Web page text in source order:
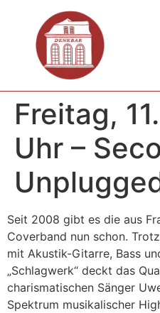
Freitag,
Uhr –
Seit 2008 gibt es die aus
Coverband nun schon.
mit Akustik-Gitarre, Bass
„Schlagwerk“ deckt das
charismatischen Sänger
Spektrum musikalischer